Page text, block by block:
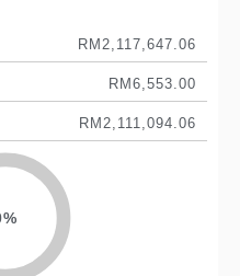
RM2,117,647.06
RM6,553.00
RM2,111,094.06